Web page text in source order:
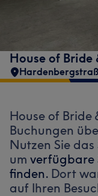
House of Bride
House of Bride
Buchungen
Nutzen Sie
um verfügbare
finden. Dort
auf Ihren